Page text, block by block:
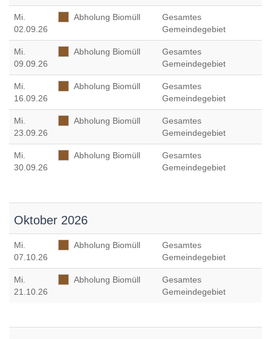
Mi.
02.09.26
Abholung Biomüll
Gesamtes
Gemeindegebiet
Mi.
09.09.26
Abholung Biomüll
Gesamtes
Gemeindegebiet
Mi.
16.09.26
Abholung Biomüll
Gesamtes
Gemeindegebiet
Mi.
23.09.26
Abholung Biomüll
Gesamtes
Gemeindegebiet
Mi.
30.09.26
Abholung Biomüll
Gesamtes
Gemeindegebiet
Oktober 2026
Mi.
07.10.26
Abholung Biomüll
Gesamtes
Gemeindegebiet
Mi.
21.10.26
Abholung Biomüll
Gesamtes
Gemeindegebiet